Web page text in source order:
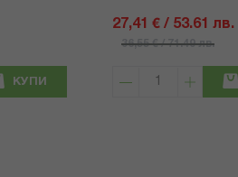
КУПИ
27,41 € / 53.61 лв.
36,55 € / 71.49 лв.